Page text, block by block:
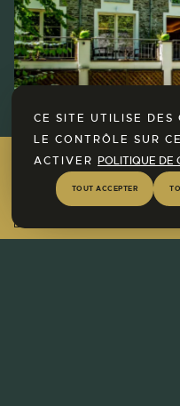
Ontdek nu onze SPA-
CE SITE UTILISE DES
LE CONTRÔLE SUR
ACTIVER POLITIQUE DE
TOUT ACCEPTER